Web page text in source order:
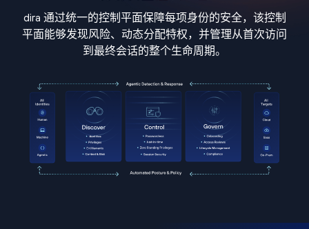
dira 通过统一的控制平面保障每项身份的安全，该控制
平面能够发现风险、动态分配特权，并管理从首次访问
到最终会话的整个生命周期。